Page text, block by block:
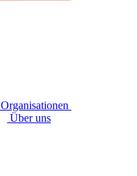
Organisationen
Über uns